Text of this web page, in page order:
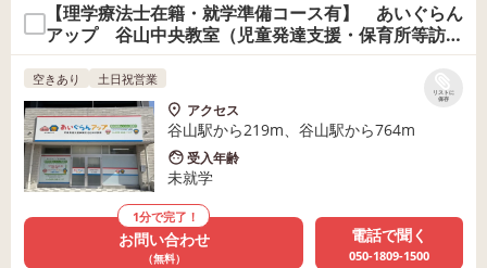
【理学療法士在籍・就学準備コース有】 あいぐらん
アップ 谷山中央教室（児童発達支援・保育所等訪
問）
リストに
保存
空きあり 土日祝営業
アクセス
谷山駅から219m、谷山駅から764m
受入年齢
未就学
1分で完了！
お問い合わせ
（無料）
電話で聞く
050-1809-1500